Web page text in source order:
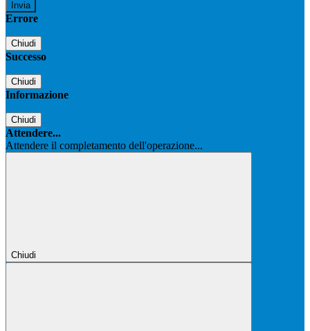
Errore
Chiudi
Successo
Chiudi
Informazione
Chiudi
Attendere...
Attendere il completamento dell'operazione...
Chiudi